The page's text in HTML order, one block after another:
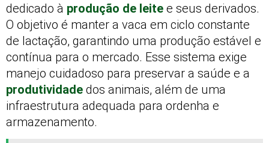
dedicado à produção de leite e seus derivados.
O objetivo é manter a vaca em ciclo constante
de lactação, garantindo uma produção estável e
contínua para o mercado. Esse sistema exige
manejo cuidadoso para preservar a saúde e a
produtividade dos animais, além de uma
infraestrutura adequada para ordenha e
armazenamento.